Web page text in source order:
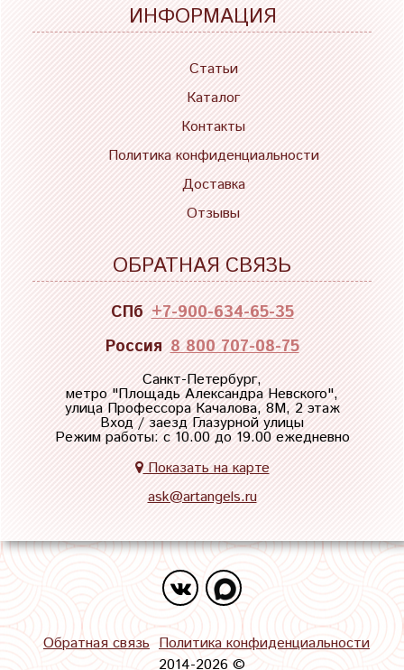
ИНФОРМАЦИЯ
Статьи
Каталог
Контакты
Политика конфиденциальности
Доставка
Отзывы
ОБРАТНАЯ СВЯЗЬ
СПб +7-900-634-65-35
Россия 8 800 707-08-75
Санкт-Петербург,
метро "Площадь Александра Невского",
улица Профессора Качалова, 8М, 2 этаж
Вход / заезд Глазурной улицы
Режим работы: с 10.00 до 19.00 ежедневно
Показать на карте
ask@artangels.ru
Обратная связь Политика конфиденциальности
2014-2026 ©